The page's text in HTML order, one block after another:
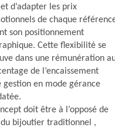
d’adapter les prix
de chaque
son positionnement
Cette flexibilité se
dans une rémunération
de l’encaissement
gestion en mode gérance
doit être à l’opposé de
bijoutier traditionnel ,